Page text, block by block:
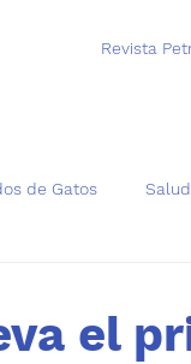
Revista
de Gatos
el